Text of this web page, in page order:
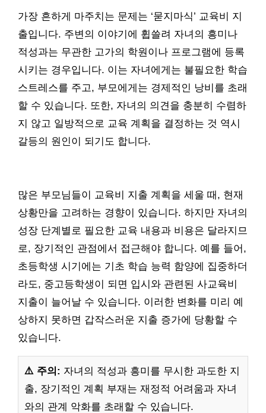
가장 흔하게 마주치는 문제는 ‘묻지마식’ 교육비 지
출입니다. 주변의 이야기에 휩쓸려 자녀의 흥미나
적성과는 무관한 고가의 학원이나 프로그램에 등록
시키는 경우입니다. 이는 자녀에게는 불필요한 학습
스트레스를 주고, 부모에게는 경제적인 낭비를 초래
할 수 있습니다. 또한, 자녀의 의견을 충분히 수렴하
지 않고 일방적으로 교육 계획을 결정하는 것 역시
갈등의 원인이 되기도 합니다.
많은 부모님들이 교육비 지출 계획을 세울 때, 현재
상황만을 고려하는 경향이 있습니다. 하지만 자녀의
성장 단계별로 필요한 교육 내용과 비용은 달라지므
로, 장기적인 관점에서 접근해야 합니다. 예를 들어,
초등학생 시기에는 기초 학습 능력 함양에 집중하더
라도, 중고등학생이 되면 입시와 관련된 사교육비
지출이 늘어날 수 있습니다. 이러한 변화를 미리 예
상하지 못하면 갑작스러운 지출 증가에 당황할 수
있습니다.
⚠️ 주의: 자녀의 적성과 흥미를 무시한 과도한 지
출, 장기적인 계획 부재는 재정적 어려움과 자녀
와의 관계 악화를 초래할 수 있습니다.